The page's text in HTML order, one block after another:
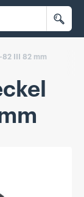
82 III 82 mm